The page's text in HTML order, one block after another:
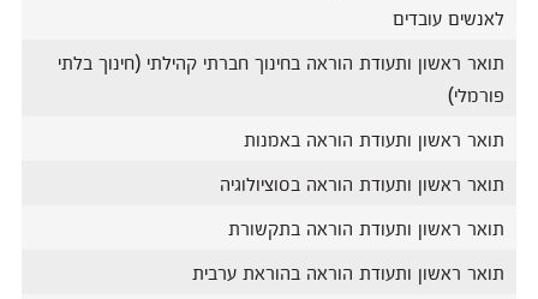
לאנשים עובדים
תואר ראשון ותעודת הוראה בחינוך חברתי קהילתי (חינוך בלתי
פורמלי)
תואר ראשון ותעודת הוראה באמנות
תואר ראשון ותעודת הוראה בסוציולוגיה
תואר ראשון ותעודת הוראה בתקשורת
תואר ראשון ותעודת הוראה בהוראת ערבית